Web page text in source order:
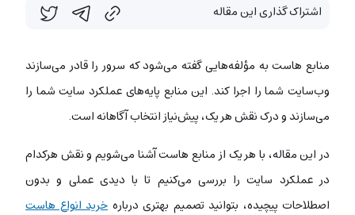
اشتراک گذاری این مقاله
منابع هاست به مؤلفه‌هایی گفته می‌شود که سرور را قادر می‌سازند
وب‌سایت شما را اجرا کند.این منابع پایه‌های عملکرد سایت شما را
می‌سازند و درک نقش هر یک، پیش‌نیاز انتخاب آگاهانه است.
در این مقاله، با هر یک از منابع هاست آشنا می‌شویم و نقش هرکدام
در عملکرد سایت را بررسی می‌کنیم تا با دیدی عملی و بدون
اصطلاحات پیچیده، بتوانید تصمیم بهتری درباره خرید انواع هاست